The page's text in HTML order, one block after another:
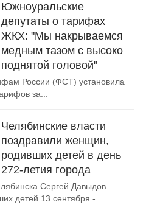
Южноуральские
депутаты о тарифах
ЖКХ: "Мы накрываемся
медным тазом с высоко
поднятой головой"
России (ФСТ) установила
за...
Челябинские власти
поздравили женщин,
родивших детей в день
272-летия города
Сергей Давыдов
детей 13 сентября -...